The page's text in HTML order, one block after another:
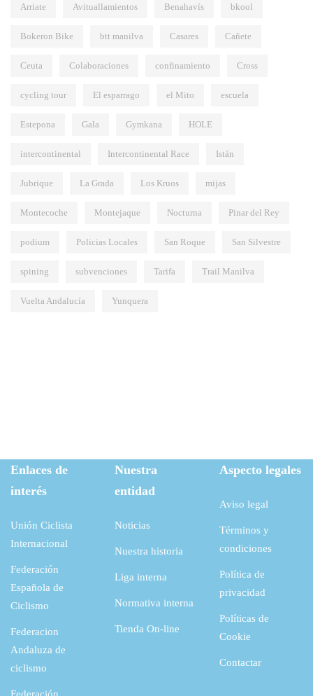
Arriate Avituallamientos Benahavís bkool
Bokeron Bike btt manilva Casares Cañete
Ceuta Colaboraciones confinamiento Cross
cycling tour El esparrago el Mito escuela
Estepona Gala Gymkana HOLE
intercontinental Intercontinental Race Istán
Jubrique La Grada Los Kruos mijas
Montecoche Montejaque Nocturna Pinar del Rey
podium Policias Locales San Roque San Silvestre
spining subvenciones Tarifa Trail Manilva
Vuelta Andalucía Yunquera
Enlaces de
interés
Unión Ciclista
Internacional
Federación
Española de
Ciclismo
Federacion
Andaluza de
ciclismo
Federación
Nuestra
entidad
Noticias
Nuestra historia
Liga interna
Normativa interna
Tienda On-line
Aspecto legales
Aviso legal
Términos y
condiciones
Política de
privacidad
Políticas de
Cookie
Contactar